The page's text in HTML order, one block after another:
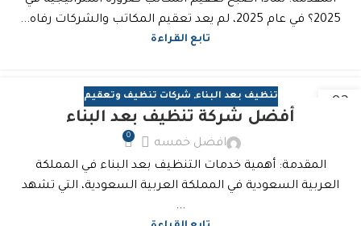
2025؟ في عام 2025، لم يعد تعقيم المكاتب والشركات رفاه...
تابع القراءة
تنظيف بعد البناء, شركات تنظيف وتعقيم
أفضل شركة تنظيف بعد البناء
افضل خمسه
0
المقدمة: أهمية خدمات التنظيف بعد البناء في المملكة
العربية السعودية في المملكة العربية السعودية، التي تشهد
...